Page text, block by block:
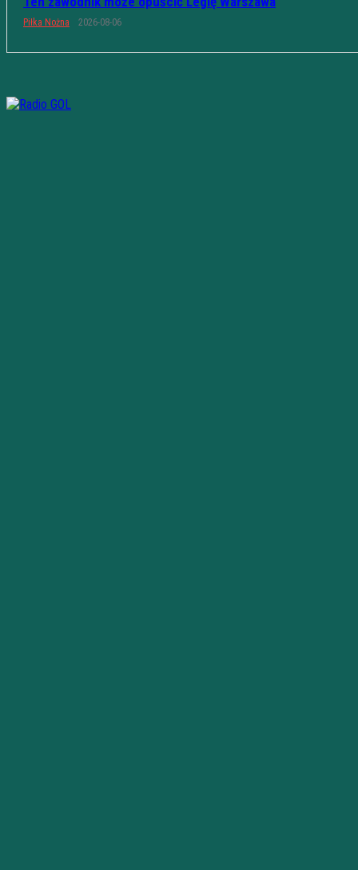
Piłka Nożna 2026-08-06